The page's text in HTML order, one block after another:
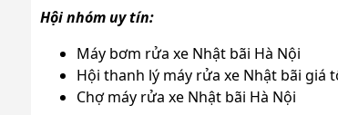
Hội nhóm uy tín:
Máy bơm rửa xe Nhật bãi Hà Nội
Hội thanh lý máy rửa xe Nhật bãi giá
Chợ máy rửa xe Nhật bãi Hà Nội